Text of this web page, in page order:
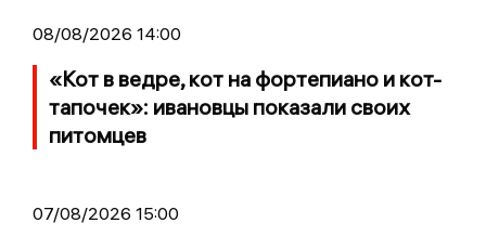
08/08/2026 14:00
«Кот в ведре, кот на фортепиано и кот-
тапочек»: ивановцы показали своих
питомцев
07/08/2026 15:00